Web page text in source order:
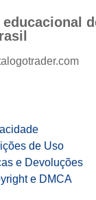
de Uso
e Devoluções
e DMCA